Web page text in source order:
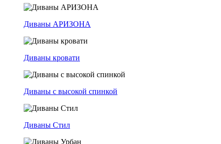
Диваны АРИЗОНА
Диваны кровати
Диваны с высокой спинкой
Диваны Стил